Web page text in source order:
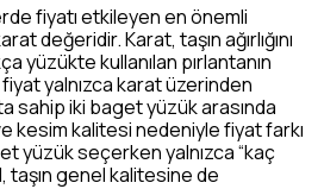
fiyatı etkileyen en önemli
değeridir. Karat, taşın ağırlığını
yüzükte kullanılan pırlantanın
yalnızca karat üzerinden
sahip iki baget yüzük arasında
kesim kalitesi nedeniyle fiyat farkı
yüzük seçerken yalnızca “kaç
taşın genel kalitesine de